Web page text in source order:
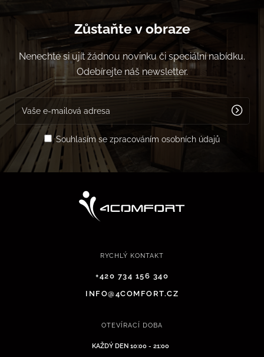
Zůstaňte v obraze
Nenechte si ujít žádnou novinku či speciální nabídku.
Odebírejte náš newsletter.
Souhlasím se zpracováním osobních údajů
RYCHLÝ KONTAKT
+420 734 156 340
INFO@4COMFORT.CZ
OTEVÍRACÍ DOBA
KAŽDÝ DEN 10:00 - 21:00